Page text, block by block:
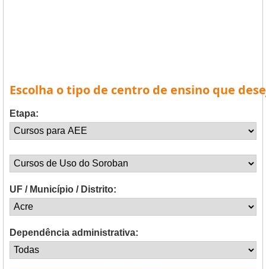
Escolha o tipo de centro de ensino que
Etapa:
UF / Município / Distrito:
Dependência administrativa: